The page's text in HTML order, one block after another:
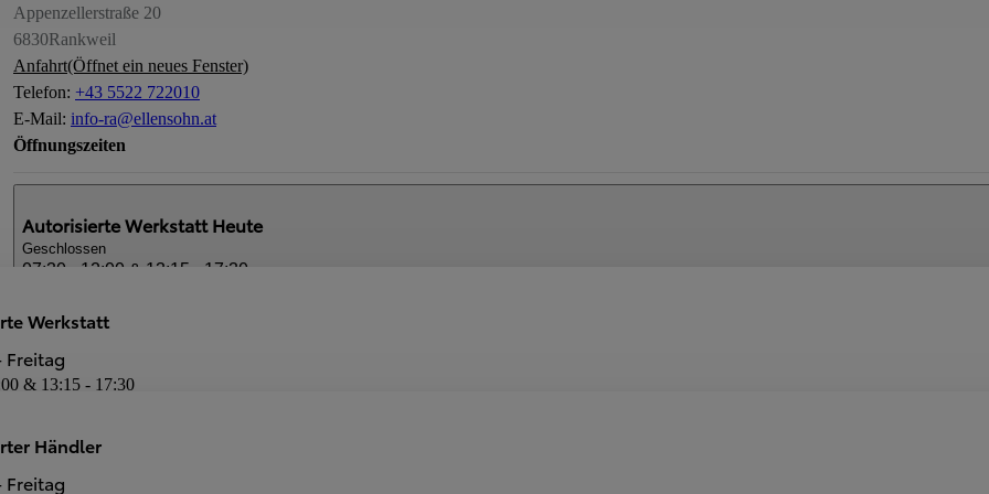
Appenzellerstraße 20
6830Rankweil
Anfahrt(Öffnet ein neues Fenster)
Telefon: +43 5522 722010
E-Mail: info-ra@ellensohn.at
Öffnungszeiten
Autorisierte Werkstatt Heute
Geschlossen
07:30 - 12:00 & 13:15 - 17:30
Werkstatt
& 13:15 - 17:30
Autorisierter Händler
Geschlossen
08:00 - 18:00
Händler
Dienstleistungen